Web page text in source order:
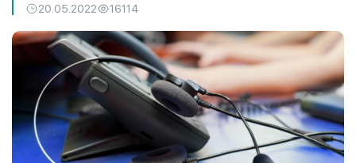
20.05.2022 16114